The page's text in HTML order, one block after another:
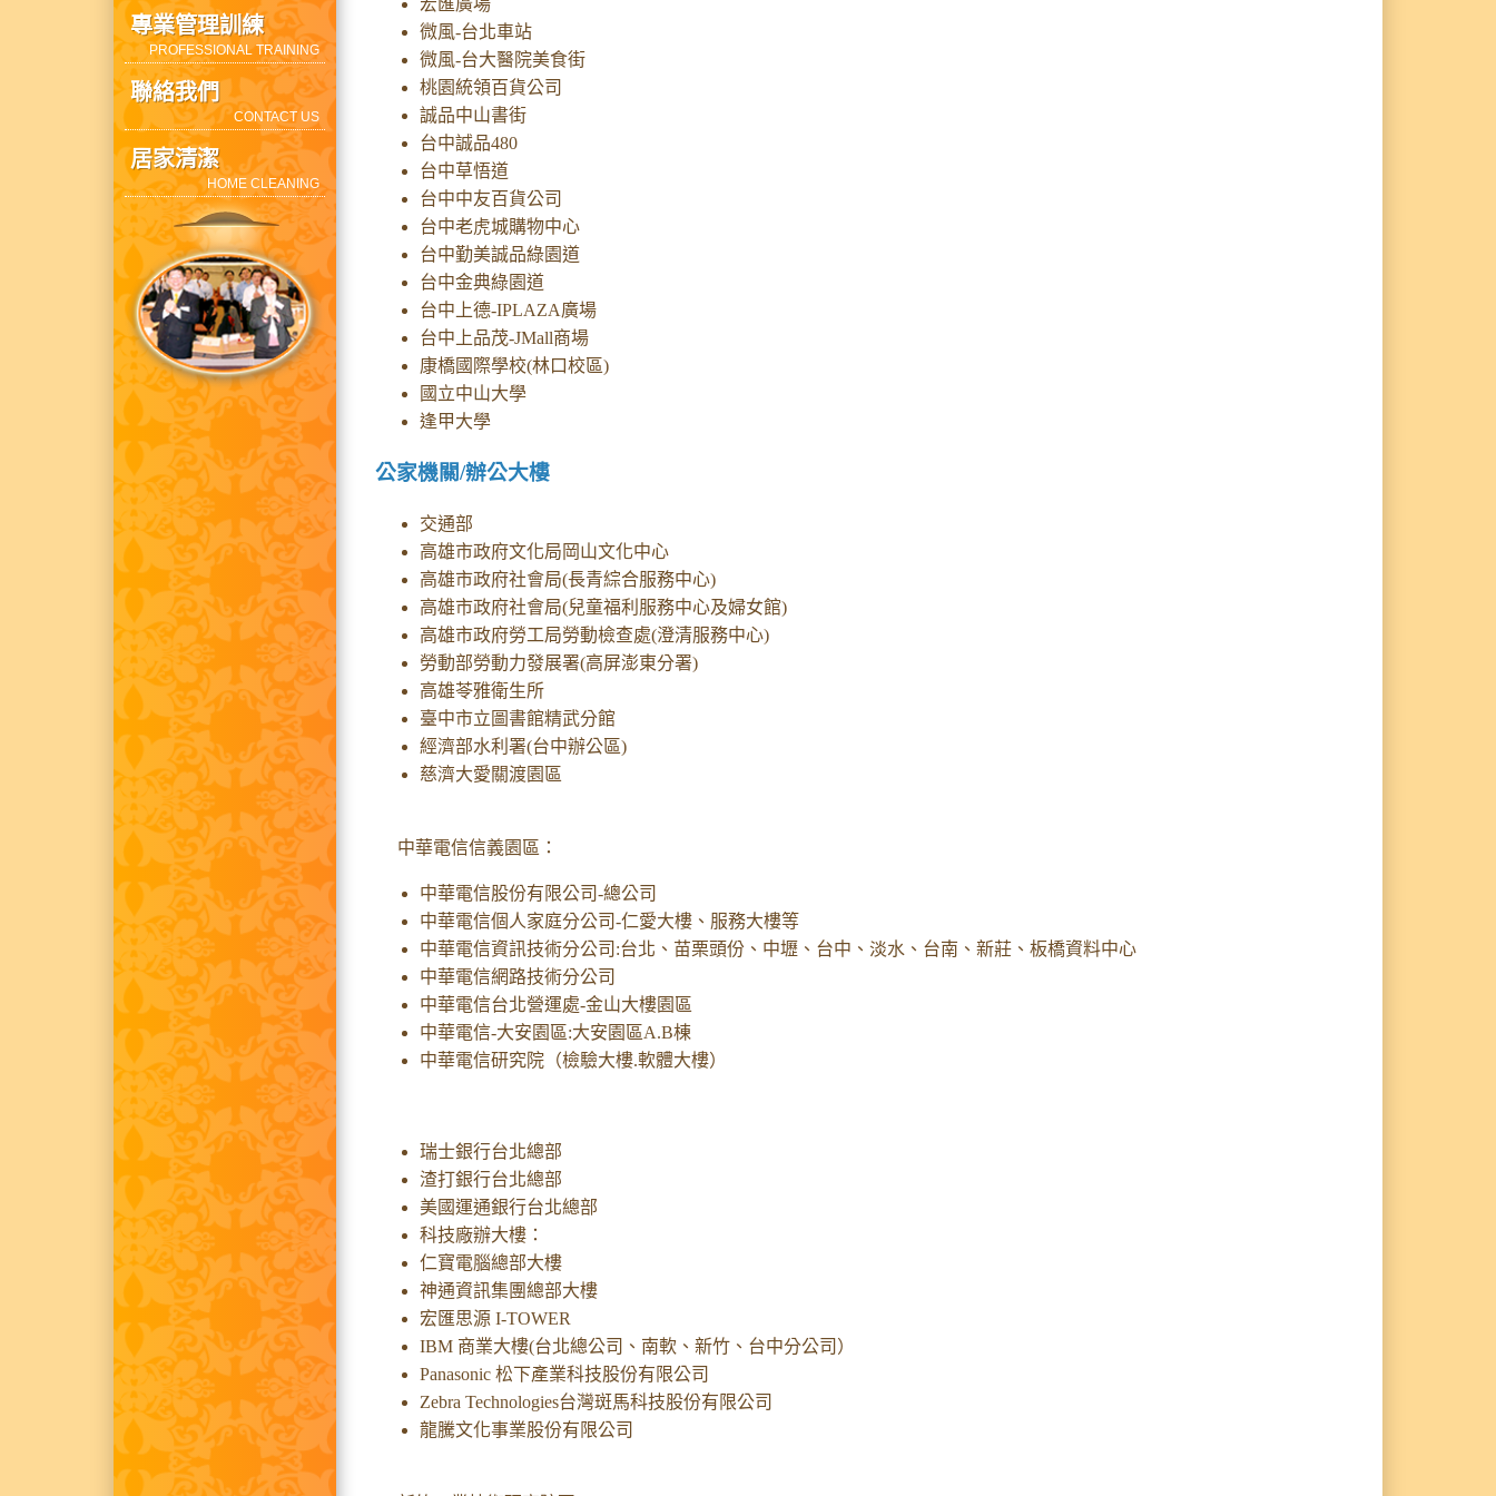
專業管理訓練
PROFESSIONAL TRAINING
聯絡我們
CONTACT US
居家清潔
HOME CLEANING
宏匯廣場
微風-台北車站
微風-台大醫院美食街
桃園統領百貨公司
誠品中山書街
台中誠品480
台中草悟道
台中中友百貨公司
台中老虎城購物中心
台中勤美誠品綠園道
台中金典綠園道
台中上德-IPLAZA廣場
台中上品茂-JMall商場
康橋國際學校(林口校區)
國立中山大學
逢甲大學
公家機關/辦公大樓
交通部
高雄市政府文化局岡山文化中心
高雄市政府社會局(長青綜合服務中心)
高雄市政府社會局(兒童福利服務中心及婦女館)
高雄市政府勞工局勞動檢查處(澄清服務中心)
勞動部勞動力發展署(高屏澎東分署)
高雄苓雅衛生所
臺中市立圖書館精武分館
經濟部水利署(台中辦公區)
慈濟大愛關渡園區
中華電信信義園區：
中華電信股份有限公司-總公司
中華電信個人家庭分公司-仁愛大樓、服務大樓等
中華電信資訊技術分公司:台北、苗栗頭份、中壢、台中、淡水、台南、新莊、板橋資料中心
中華電信網路技術分公司
中華電信台北營運處-金山大樓園區
中華電信-大安園區:大安園區A.B棟
中華電信研究院（檢驗大樓.軟體大樓）
瑞士銀行台北總部
渣打銀行台北總部
美國運通銀行台北總部
科技廠辦大樓：
仁寶電腦總部大樓
神通資訊集團總部大樓
宏匯思源 I-TOWER
IBM 商業大樓(台北總公司、南軟、新竹、台中分公司）
Panasonic 松下產業科技股份有限公司
Zebra Technologies台灣斑馬科技股份有限公司
龍騰文化事業股份有限公司